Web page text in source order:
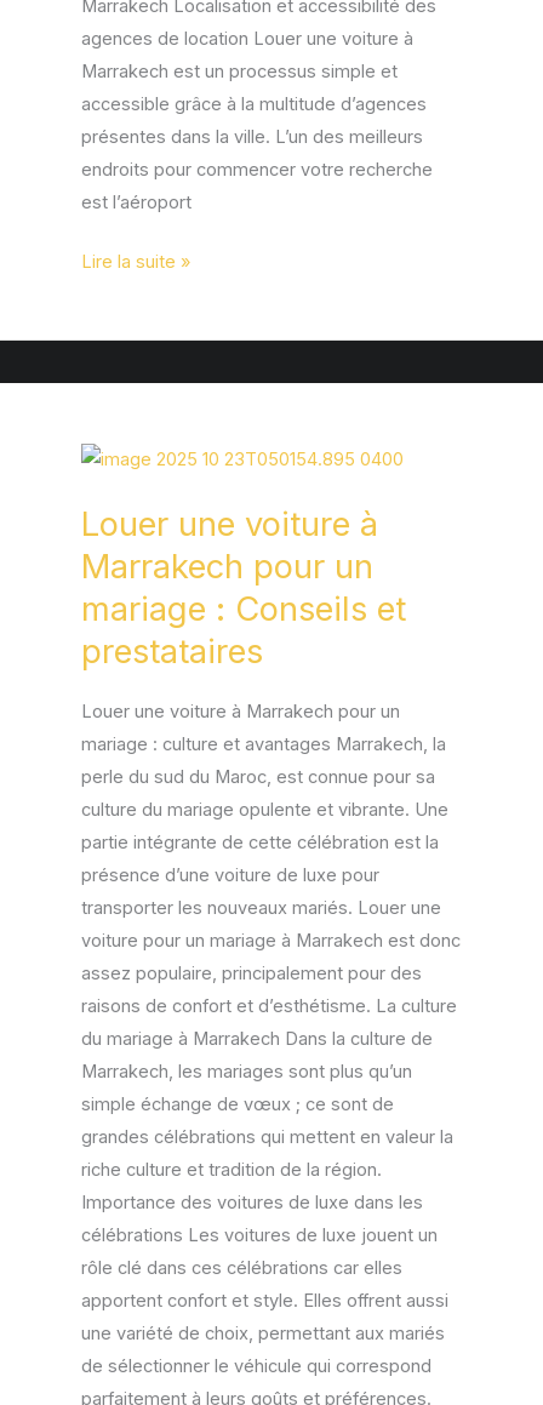
Marrakech Localisation et accessibilité des
agences de location Louer une voiture à
Marrakech est un processus simple et
accessible grâce à la multitude d’agences
présentes dans la ville. L’un des meilleurs
endroits pour commencer votre recherche
est l’aéroport
Lire la suite »
Louer une voiture à
Marrakech pour un
mariage : Conseils et
prestataires
Louer une voiture à Marrakech pour un
mariage : culture et avantages Marrakech, la
perle du sud du Maroc, est connue pour sa
culture du mariage opulente et vibrante. Une
partie intégrante de cette célébration est la
présence d’une voiture de luxe pour
transporter les nouveaux mariés. Louer une
voiture pour un mariage à Marrakech est donc
assez populaire, principalement pour des
raisons de confort et d’esthétisme. La culture
du mariage à Marrakech Dans la culture de
Marrakech, les mariages sont plus qu’un
simple échange de vœux ; ce sont de
grandes célébrations qui mettent en valeur la
riche culture et tradition de la région.
Importance des voitures de luxe dans les
célébrations Les voitures de luxe jouent un
rôle clé dans ces célébrations car elles
apportent confort et style. Elles offrent aussi
une variété de choix, permettant aux mariés
de sélectionner le véhicule qui correspond
parfaitement à leurs goûts et préférences.
Louer
voiture
à
pour
un
:
Conseils
et
prestataires